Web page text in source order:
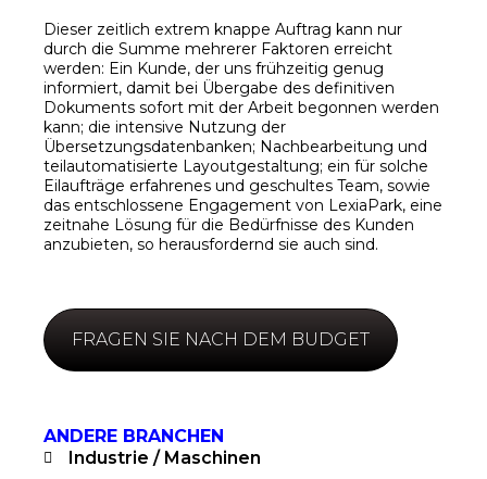
Dieser zeitlich extrem knappe Auftrag kann nur
durch die Summe mehrerer Faktoren erreicht
werden: Ein Kunde, der uns frühzeitig genug
informiert, damit bei Übergabe des definitiven
Dokuments sofort mit der Arbeit begonnen werden
kann; die intensive Nutzung der
Übersetzungsdatenbanken; Nachbearbeitung und
teilautomatisierte Layoutgestaltung; ein für solche
Eilaufträge erfahrenes und geschultes Team, sowie
das entschlossene Engagement von LexiaPark, eine
zeitnahe Lösung für die Bedürfnisse des Kunden
anzubieten, so herausfordernd sie auch sind.
FRAGEN SIE NACH DEM BUDGET
ANDERE BRANCHEN
Industrie / Maschinen